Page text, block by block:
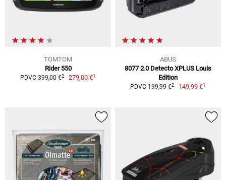
TOMTOM
Rider 550
PDVC 399,00 €2 279,00 €1
ABUS
8077 2.0 Detecto XPLUS Louis
Edition
PDVC 199,99 €2 149,99 €1